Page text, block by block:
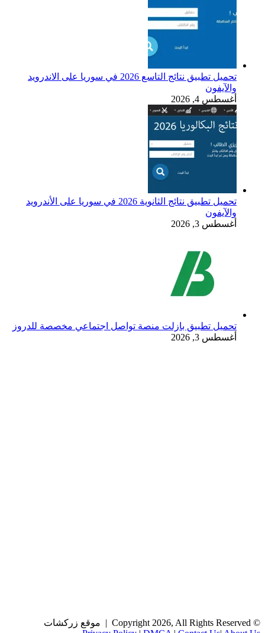
تحميل تطبيق نتائج التاسع 2026 في سوريا على الاندرويد
والآيفون
أغسطس 4, 2026
تحميل تطبيق نتائج الثانوية 2026 في سوريا على الأندرويد
والآيفون
أغسطس 3, 2026
تحميل تطبيق بازلت منصة تواصل اجتماعي مخصصة للدروز
أغسطس 3, 2026
© Copyright 2026, All Rights Reserved | موقع زركشات